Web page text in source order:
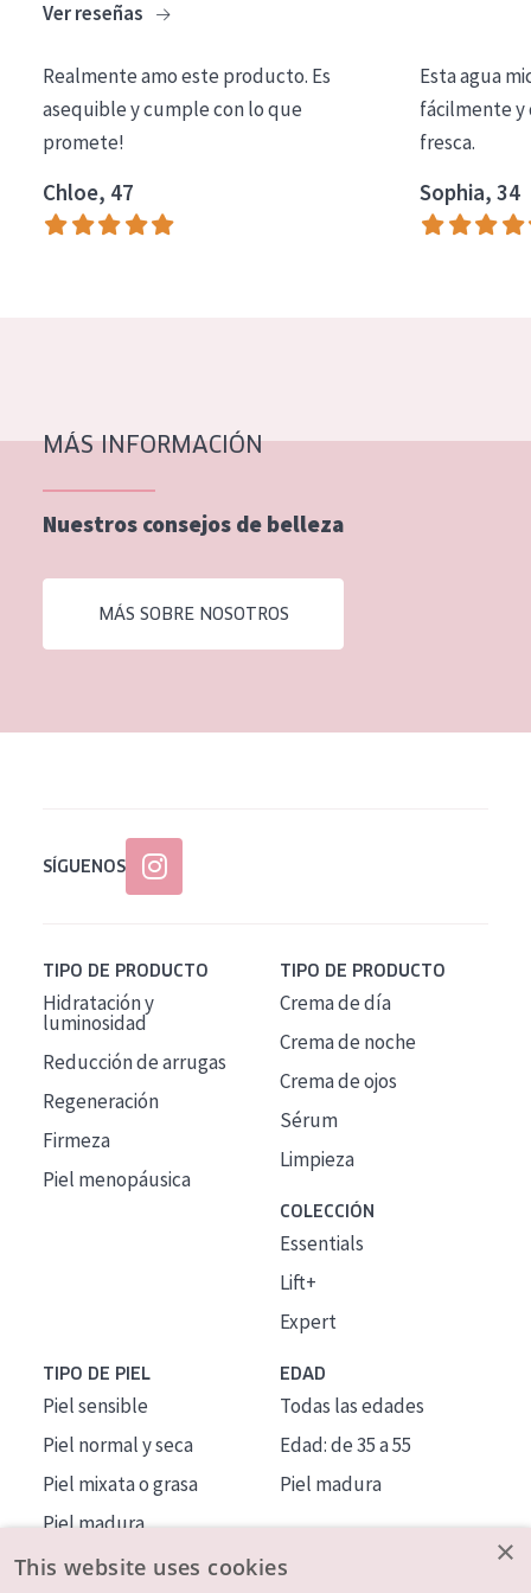
COLECCIÓN
Essentials
Lift+
Expert
TIPO DE PIEL
Piel expuesta al sol
Piel menopáusica
Todas las edades
Edad: de 35 a 55
Ver reseñas
Realmente amo este producto. Es
asequible y cumple con lo que
promete!
Chloe, 47
Esta agua
fácilmente y
fresca.
Sophia, 34
MÁS INFORMACIÓN
Nuestros consejos de belleza
MÁS SOBRE NOSOTROS
SÍGUENOS
TIPO DE PRODUCTO
Hidratación y
luminosidad
Reducción de arrugas
Regeneración
Firmeza
Piel menopáusica
TIPO DE PRODUCTO
Crema de día
Crema de noche
Crema de ojos
Sérum
Limpieza
COLECCIÓN
Essentials
Lift+
Expert
TIPO DE PIEL
Piel sensible
Piel normal y seca
Piel mixata o grasa
Piel madura
Piel expuesta al sol
EDAD
Todas las edades
Edad: de 35 a 55
Piel madura
×
This website uses cookies